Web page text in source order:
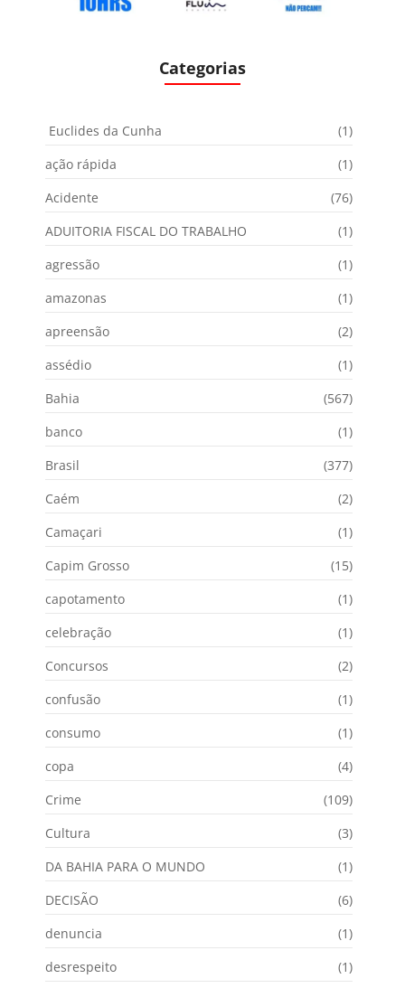
Categorias
Euclides da Cunha
(1)
ação rápida
(1)
Acidente
(76)
ADUITORIA FISCAL DO TRABALHO
(1)
agressão
(1)
amazonas
(1)
apreensão
(2)
assédio
(1)
Bahia
(567)
banco
(1)
Brasil
(377)
Caém
(2)
Camaçari
(1)
Capim Grosso
(15)
capotamento
(1)
celebração
(1)
Concursos
(2)
confusão
(1)
consumo
(1)
copa
(4)
Crime
(109)
Cultura
(3)
DA BAHIA PARA O MUNDO
(1)
DECISÃO
(6)
denuncia
(1)
desrespeito
(1)